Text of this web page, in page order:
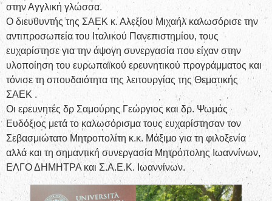
στην Αγγλική γλώσσα.
Ο διευθυντής της ΣΑΕΚ κ. Αλεξίου Μιχαήλ καλωσόρισε την
αντιπροσωπεία του Ιταλικού Πανεπιστημίου, τους
ευχαρίστησε για την άψογη συνεργασία που είχαν στην
υλοποίηση του ευρωπαϊκού ερευνητικού προγράμματος και
τόνισε τη σπουδαιότητα της λειτουργίας της Θεματικής
ΣΑΕΚ .
Οι ερευνητές δρ Σαμούρης Γεώργιος και δρ. Ψωμάς
Ευδόξιος μετά το καλωσόρισμα τους ευχαρίστησαν τον
Σεβασμιώτατο Μητροπολίτη κ.κ. Μάξιμο για τη φιλοξενία
αλλά και τη σημαντική συνεργασία Μητρόπολης Ιωαννίνων,
ΕΛΓΟ ΔΗΜΗΤΡΑ και Σ.Α.Ε.Κ. Ιωαννίνων.